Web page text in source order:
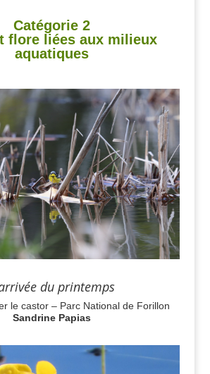
Catégorie 2
flore liées aux milieux
aquatiques
du printemps
le castor – Parc National de Forillon
Sandrine Papias